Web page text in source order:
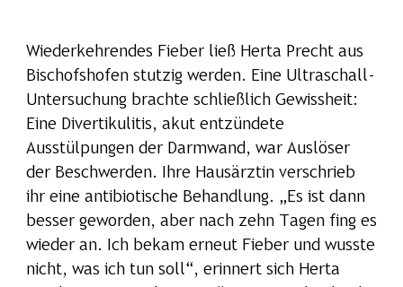
Wiederkehrendes Fieber ließ Herta Precht aus
Bischofshofen stutzig werden. Eine Ultraschall-
Untersuchung brachte schließlich Gewissheit:
Eine Divertikulitis, akut entzündete
Ausstülpungen der Darmwand, war Auslöser
der Beschwerden. Ihre Hausärztin verschrieb
ihr eine antibiotische Behandlung. „Es ist dann
besser geworden, aber nach zehn Tagen fing es
wieder an. Ich bekam erneut Fieber und wusste
nicht, was ich tun soll“, erinnert sich Herta